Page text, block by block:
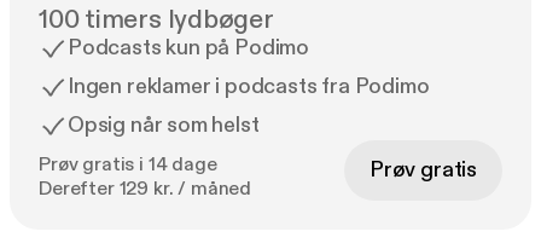
100 timers lydbøger
Podcasts kun på Podimo
Ingen reklamer i podcasts fra Podimo
Opsig når som helst
Prøv gratis i 14 dage
Derefter 129 kr. / måned
Prøv gratis